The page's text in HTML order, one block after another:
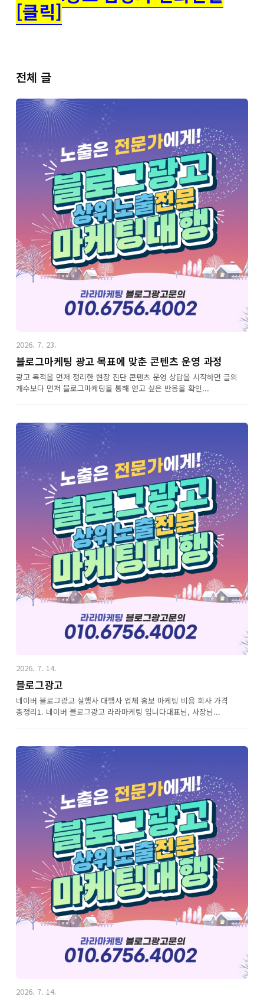
[클릭]
전체 글
2026. 7. 23.
블로그마케팅 광고 목표에 맞춘 콘텐츠 운영 과정
광고 목적을 먼저 정리한 현장 진단 콘텐츠 운영 상담을 시작하면 글의
개수보다 먼저 블로그마케팅을 통해 얻고 싶은 반응을 확인...
2026. 7. 14.
블로그광고
네이버 블로그광고 실행사 대행사 업체 홍보 마케팅 비용 회사 가격
총정리1. 네이버 블로그광고 라라마케팅 입니다대표님, 사장님...
2026. 7. 14.